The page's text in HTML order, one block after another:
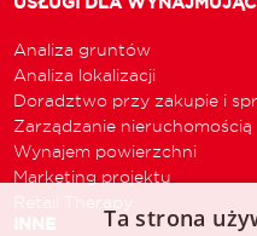
Analiza gruntów
Analiza lokalizacji
Doradztwo przy zakupie i
Zarządzanie nieruchomością
Wynajem powierzchni
Marketing projektu
Retail Therapy
INNE Ta strona